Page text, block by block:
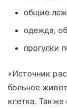
общие
одежда,
прогулки
«Источник
больное
клетка. Также